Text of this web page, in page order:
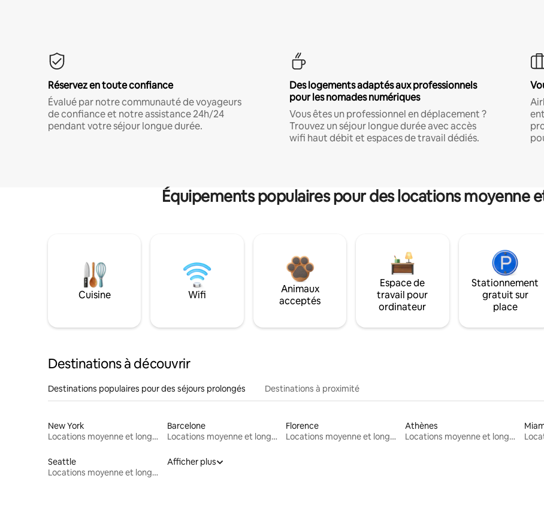
Réservez en toute confiance
Évalué par notre communauté de voyageurs
de confiance et notre assistance 24h/24
pendant votre séjour longue durée.
Des logements adaptés aux professionnels
pour les nomades numériques
Vous êtes un professionnel en déplacement ?
Trouvez un séjour longue durée avec accès
wifi haut débit et espaces de travail dédiés.
Équipements populaires pour des locations moyenne
Cuisine Wifi
Animaux
acceptés
Espace de
travail pour
ordinateur
Stationnement
gratuit sur
place
Destinations à découvrir
Destinations populaires pour des séjours prolongés Destinations à proximité
New York
Locations moyenne et longue durée
Barcelone
Locations moyenne et longue durée
Florence
Locations moyenne et longue durée
Athènes
Locations moyenne et longue durée
Seattle
Locations moyenne et longue durée
Afficher plus